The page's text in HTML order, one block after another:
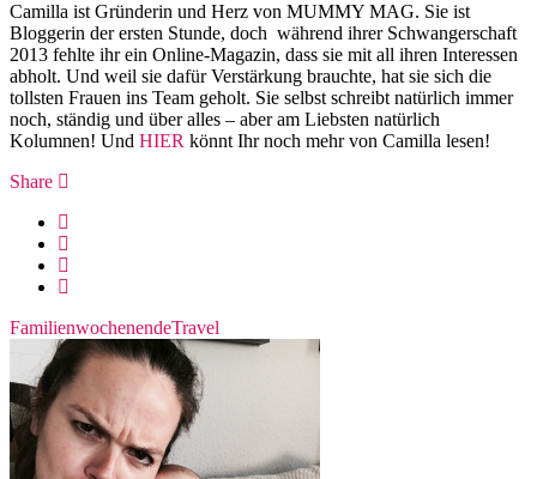
Camilla ist Gründerin und Herz von MUMMY MAG. Sie ist
Bloggerin der ersten Stunde, doch während ihrer Schwangerschaft
2013 fehlte ihr ein Online-Magazin, dass sie mit all ihren Interessen
abholt. Und weil sie dafür Verstärkung brauchte, hat sie sich die
tollsten Frauen ins Team geholt. Sie selbst schreibt natürlich immer
noch, ständig und über alles – aber am Liebsten natürlich
Kolumnen! Und HIER könnt Ihr noch mehr von Camilla lesen!
Share
FamilienwochenendeTravel